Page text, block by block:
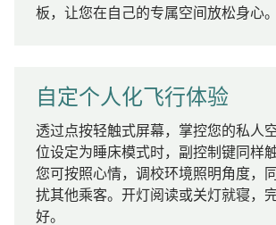
板，让您在自己的专属空间放松身心。
自定个人化飞行体验
透过点按轻触式屏幕，掌控您的私人
位设定为睡床模式时，副控制键同样
您可按照心情，调校环境照明角度，
扰其他乘客。开灯阅读或关灯就寝，
好。